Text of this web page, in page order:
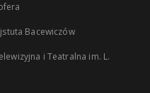
Bacewiczów
i Teatralna im. L.